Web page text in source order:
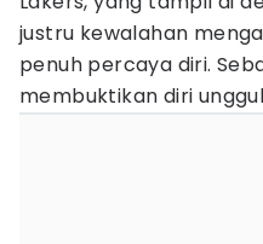
justru kewalahan
penuh percaya diri.
membuktikan diri